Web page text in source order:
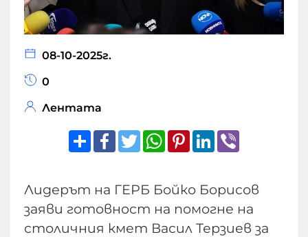
08-10-2025г.
0
Лентата
ShareFacebook
TwitterWhatsApp
Pinterest
LinkedIn
Лидерът на ГЕРБ Бойко Борисов
заяви готовност на помогне на
столичния кмет Васил Терзиев за